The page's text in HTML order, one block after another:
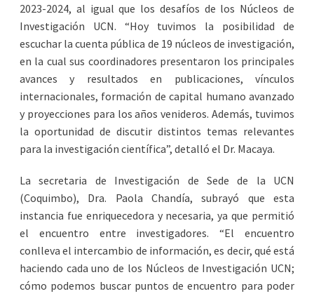
2023-2024, al igual que los desafíos de los Núcleos de
Investigación UCN. “Hoy tuvimos la posibilidad de
escuchar la cuenta pública de 19 núcleos de investigación,
en la cual sus coordinadores presentaron los principales
avances y resultados en publicaciones, vínculos
internacionales, formación de capital humano avanzado
y proyecciones para los años venideros. Además, tuvimos
la oportunidad de discutir distintos temas relevantes
para la investigación científica”, detalló el Dr. Macaya.
La secretaria de Investigación de Sede de la UCN
(Coquimbo), Dra. Paola Chandía, subrayó que esta
instancia fue enriquecedora y necesaria, ya que permitió
el encuentro entre investigadores. “El encuentro
conlleva el intercambio de información, es decir, qué está
haciendo cada uno de los Núcleos de Investigación UCN;
cómo podemos buscar puntos de encuentro para poder